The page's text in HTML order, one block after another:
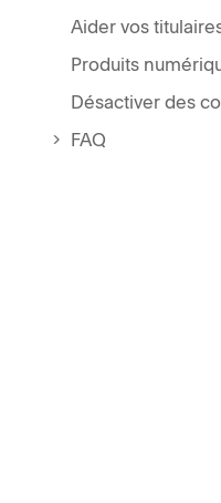
Aider vos
Produits
Désactiver des
FAQ